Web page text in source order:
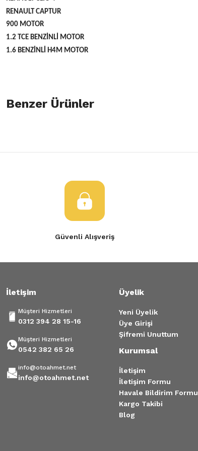
RENAULT CAPTUR
900 MOTOR
1.2 TCE BENZİNLİ MOTOR
1.6 BENZİNLİ H4M MOTOR
öneri formunu kullanarak tarafımıza iletebilirsiniz.
Ürün açıklamasında eksik bilgiler bulunuyor.
Ürün fiyatı diğer sitelerden daha pahalı.
Bu ürüne benzer farklı alternatifler olmalı.
Benzer Ürünler
İNDİRİM
Güvenli Alışveriş
İletişim
Müşteri Hizmetleri
0312 394 28 15-16
Müşteri Hizmetleri
0542 382 65 26
info@otoahmet.net
info@otoahmet.net
Üyelik
Yeni Üyelik
Üye Girişi
Şifremi Unuttum
Kurumsal
İletişim
İletişim Formu
Havale Bildirim Formu
Kargo Takibi
Blog